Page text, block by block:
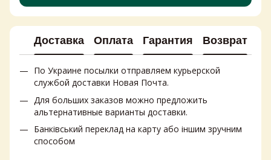
Доставка Оплата Гарантия Возврат
По Украине посылки отправляем курьерской
службой доставки Новая Почта.
Для больших заказов можно предложить
альтернативные варианты доставки.
Банківський переклад на карту або іншим зручним
способом